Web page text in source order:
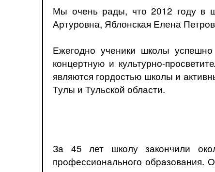
Мы очень рады, что 2012 году в
Артуровна, Яблонская Елена
Ежегодно ученики школы
концертную и культурно-
являются гордостью школы и
Тулы и Тульской области.
За 45 лет школу закончили
профессионального образования.